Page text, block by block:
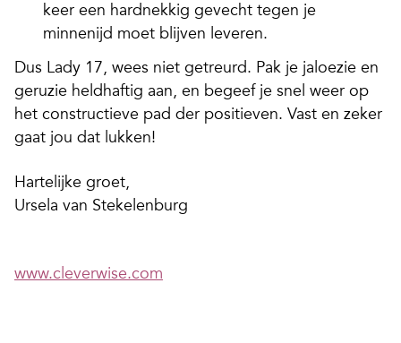
keer een hardnekkig gevecht tegen je
minnenijd moet blijven leveren.
Dus Lady 17, wees niet getreurd. Pak je jaloezie en
geruzie heldhaftig aan, en begeef je snel weer op
het constructieve pad der positieven. Vast en zeker
gaat jou dat lukken!
Hartelijke groet,
Ursela van Stekelenburg
www.cleverwise.com